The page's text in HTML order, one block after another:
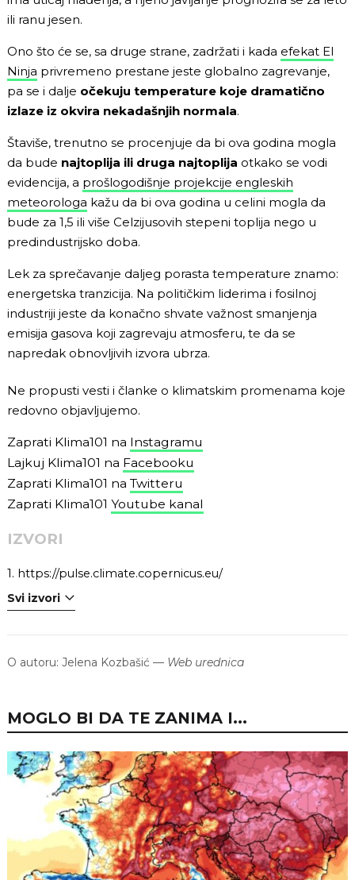
ili ranu jesen.
Ono što će se, sa druge strane, zadržati i kada efekat El
Ninja privremeno prestane jeste globalno zagrevanje,
pa se i dalje očekuju temperature koje dramatično
izlaze iz okvira nekadašnjih normala.
Štaviše, trenutno se procenjuje da bi ova godina mogla
da bude najtoplija ili druga najtoplija otkako se vodi
evidencija, a prošlogodišnje projekcije engleskih
meteorologa kažu da bi ova godina u celini mogla da
bude za 1,5 ili više Celzijusovih stepeni toplija nego u
predindustrijsko doba.
Lek za sprečavanje daljeg porasta temperature znamo:
energetska tranzicija. Na političkim liderima i fosilnoj
industriji jeste da konačno shvate važnost smanjenja
emisija gasova koji zagrevaju atmosferu, te da se
napredak obnovljivih izvora ubrza.
Ne propusti vesti i članke o klimatskim promenama koje
redovno objavljujemo.
Zaprati Klima101 na Instagramu
Lajkuj Klima101 na Facebooku
Zaprati Klima101 na Twitteru
Zaprati Klima101 Youtube kanal
IZVORI
1. https://pulse.climate.copernicus.eu/
Svi izvori
O autoru: Jelena Kozbašić — Web urednica
MOGLO BI DA TE ZANIMA I...